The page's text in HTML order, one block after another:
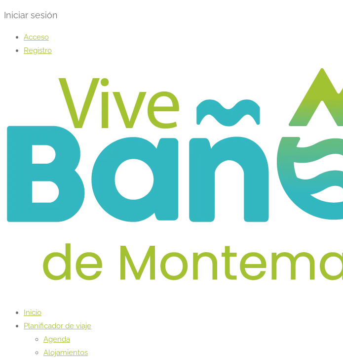
Iniciar sesión
Acceso
Registro
Inicio
Planificador de viaje
Agenda
Alojamientos